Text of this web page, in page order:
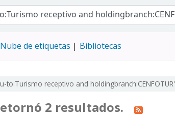
Nube de etiquetas Bibliotecas
to:Turismo receptivo and holdingbranch:CENFOTUR'
2 resultados.